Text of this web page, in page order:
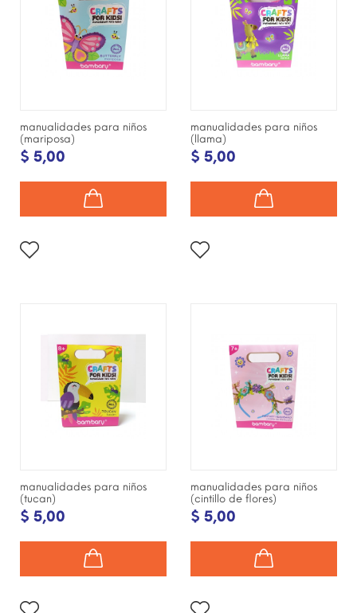
manualidades para niños
(mariposa)
$ 5,00
manualidades para niños
(llama)
$ 5,00
manualidades para niños
(tucan)
$ 5,00
manualidades para niños
(cintillo de flores)
$ 5,00